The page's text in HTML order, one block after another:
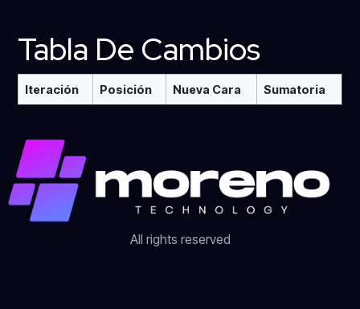
Tabla De Cambios
Iteración Posición Nueva Cara Sumatoria
All rights reserved